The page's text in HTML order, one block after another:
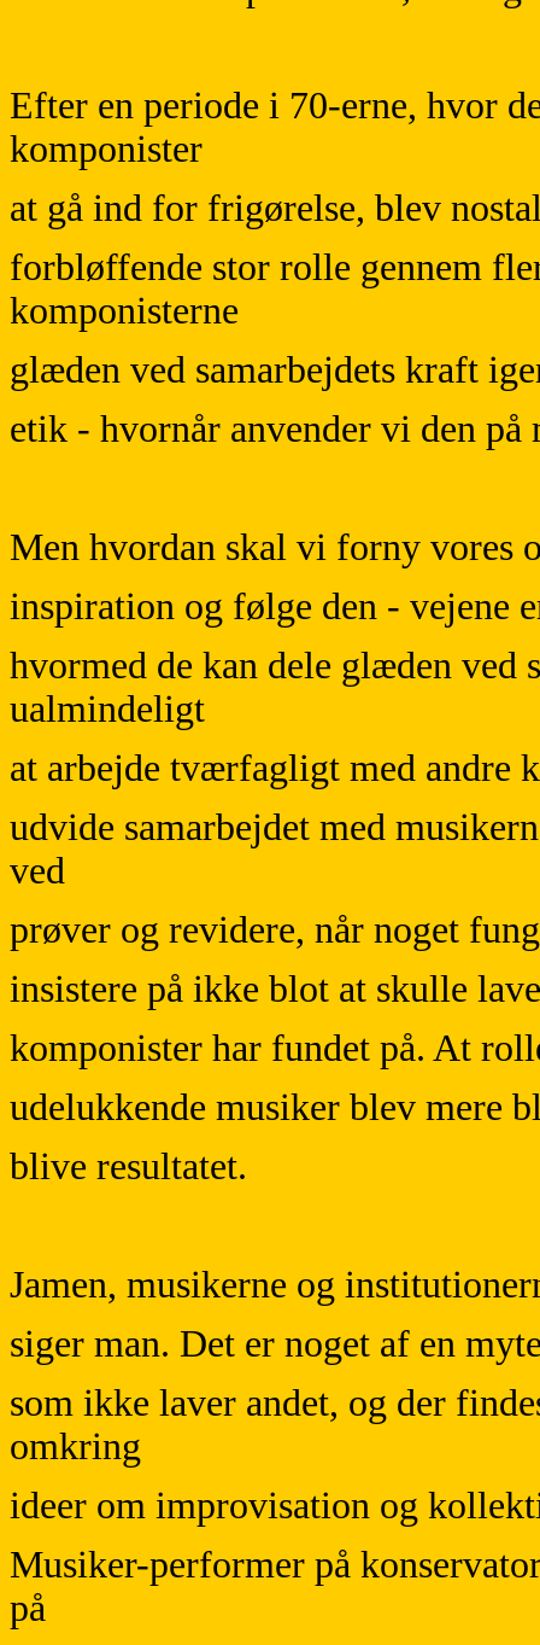
Efter en periode i 70-erne, hvor
komponister
at gå ind for frigørelse, blev
forbløffende stor rolle gennem
komponisterne
glæden ved samarbejdets kraft
etik - hvornår anvender vi den på
Men hvordan skal vi forny vores
inspiration og følge den - vejene
hvormed de kan dele glæden ved
ualmindeligt
at arbejde tværfagligt med andre
udvide samarbejdet med
ved
prøver og revidere, når noget
insistere på ikke blot at skulle
komponister har fundet på. At
udelukkende musiker blev mere
blive resultatet.
Jamen, musikerne og
siger man. Det er noget af en
som ikke laver andet, og der
omkring
ideer om improvisation og
Musiker-performer på
på